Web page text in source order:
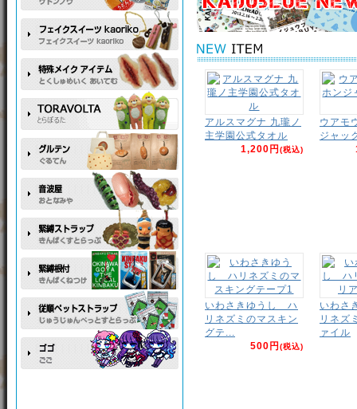
アルスマグナ 九瓏ノ
主学園公式タオル
1,200円(税込)
ウアモ
ジャッ
いわさきゆうし ハ
リネズミのマスキン
グテ...
500円(税込)
いわさ
リネズ
ァイル